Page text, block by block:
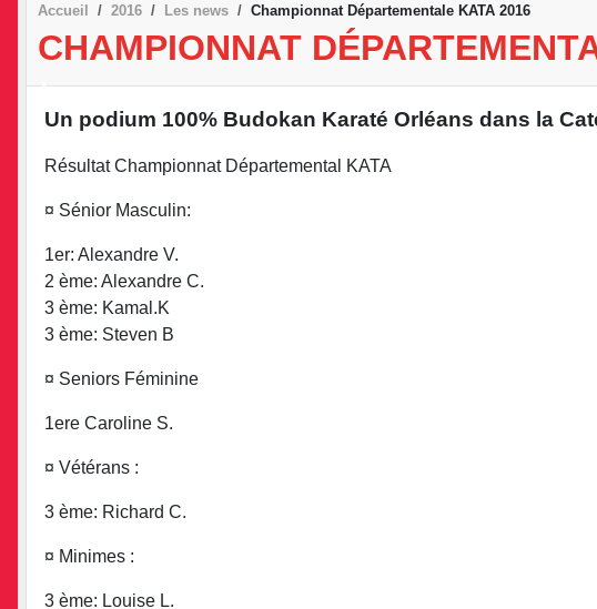
Accueil 2016 Les news Championnat Départementale KATA 2016
CHAMPIONNAT
Un podium 100% Budokan Karaté Orléans dans la
Résultat Championnat Départemental KATA
¤ Sénior Masculin:
1er: Alexandre V.
2 ème: Alexandre C.
3 ème: Kamal.K
3 ème: Steven B
¤ Seniors Féminine
1ere Caroline S.
¤ Vétérans :
3 ème: Richard C.
¤ Minimes :
3 ème: Louise L.
•
•
•
•
•